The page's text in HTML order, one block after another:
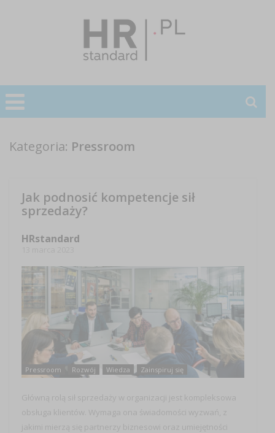
Kategoria: Pressroom
Jak podnosić kompetencje sił
sprzedaży?
HRstandard
Pressroom Rozwój Wiedza Zainspiruj się
Główną rolą sił sprzedaży w organizacji jest kompleksowa
obsługa klientów. Wymaga ona świadomości wyzwań, z
jakimi mierzą się partnerzy biznesowi oraz umiejętności